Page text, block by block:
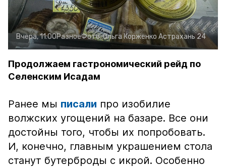
Вчера, 11:00РазноеФото:Ольга Корженко Астрахань 24
Продолжаем гастрономический рейд по
Селенским Исадам
Ранее мы писали про изобилие
волжских угощений на базаре. Все они
достойны того, чтобы их попробовать.
И, конечно, главным украшением стола
станут бутерброды с икрой. Особенно